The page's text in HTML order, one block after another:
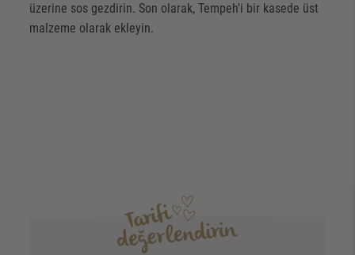
üzerine sos gezdirin. Son olarak, Tempeh'i bir kasede üst
malzeme olarak ekleyin.